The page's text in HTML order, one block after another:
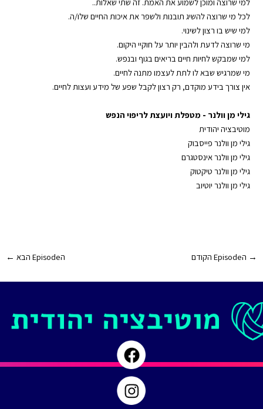
למי שרוצה ומוכן לשמוע את האמת. זה שתי שאלות..
לכל מי שרוצה להשיג תובנות ולשפר את איכות החיים שלו/ה.
למי שיש בו רצון לשינוי.
מי שרוצה לדעת ולהבין יותר על חוקיי היקום.
למי שמבקש לחיות חיים בריאים בגוף ובנפש.
מי שמרגיש שבא לו לתת לעצמו מתנה לחיים.
אין צורך בידע מוקדם, רק רצון לקבל שפע של מידע ועצות לחיים.
גילי מן וולנר - ⁠מטפלת ויועצת לריפוי הנפש⁠
מוטיבציה יהודית
גילי מן וולנר פייסבוק
גילי מן וולנר אינסטגרם
גילי מן וולנר טיקטוק
גילי מן וולנר יוטיוב⁠
Post→ הEpisode הקודם הEpisode הבא ←